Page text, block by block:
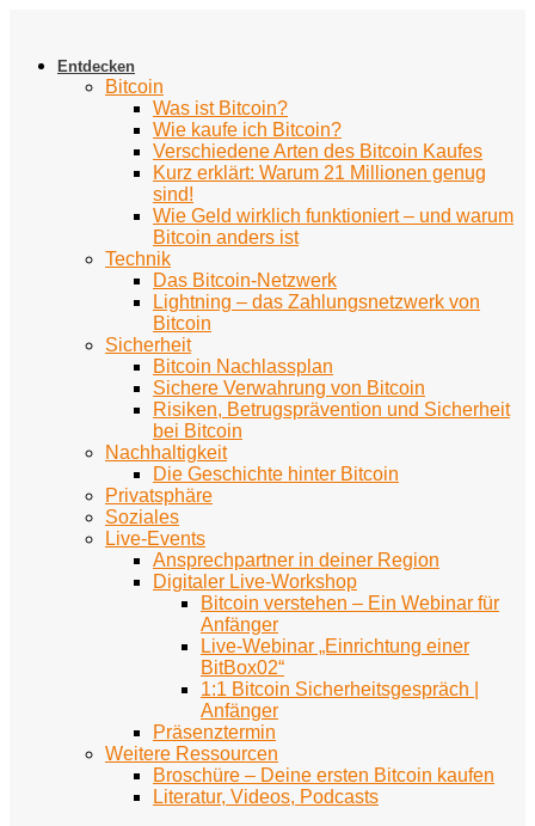
springenEntdecken
Bitcoin
Was ist Bitcoin?
Wie kaufe ich Bitcoin?
Verschiedene Arten des Bitcoin Kaufes
Kurz erklärt: Warum 21 Millionen genug
sind!
Wie Geld wirklich funktioniert – und warum
Bitcoin anders ist
Technik
Das Bitcoin-Netzwerk
Lightning – das Zahlungsnetzwerk von
Bitcoin
Sicherheit
Bitcoin Nachlassplan
Sichere Verwahrung von Bitcoin
Risiken, Betrugsprävention und Sicherheit
bei Bitcoin
Nachhaltigkeit
Die Geschichte hinter Bitcoin
Privatsphäre
Soziales
Live-Events
Ansprechpartner in deiner Region
Digitaler Live-Workshop
Bitcoin verstehen – Ein Webinar für
Anfänger
Live-Webinar „Einrichtung einer
BitBox02“
1:1 Bitcoin Sicherheitsgespräch |
Anfänger
Präsenztermin
Weitere Ressourcen
Broschüre – Deine ersten Bitcoin kaufen
Literatur, Videos, Podcasts